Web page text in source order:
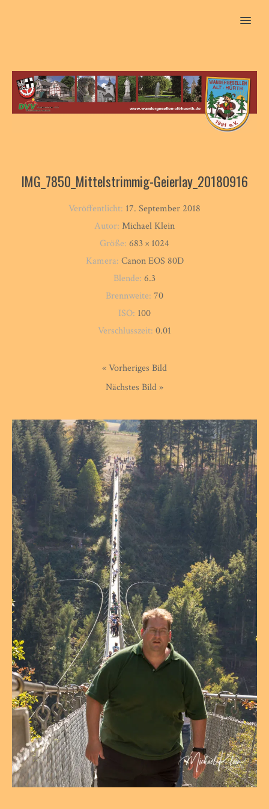
MENU
IMG_7850_Mittelstrimmig-Geierlay_20180916
Veröffentlicht: 17. September 2018
Autor: Michael Klein
Größe: 683 × 1024
Kamera: Canon EOS 80D
Blende: 6.3
Brennweite: 70
ISO: 100
Verschlusszeit: 0.01
« Vorheriges Bild
Nächstes Bild »